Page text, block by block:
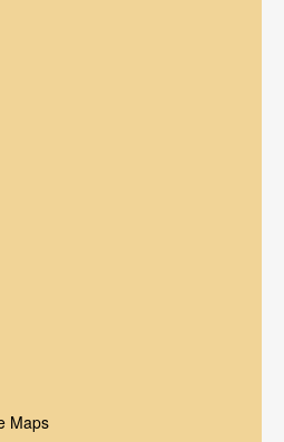
Maps